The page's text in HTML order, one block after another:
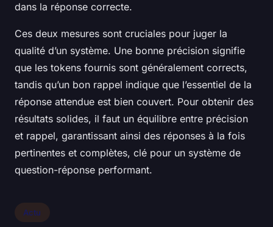
dans la réponse correcte.
Ces deux mesures sont cruciales pour juger la
qualité d’un système. Une bonne précision signifie
que les tokens fournis sont généralement corrects,
tandis qu’un bon rappel indique que l’essentiel de la
réponse attendue est bien couvert. Pour obtenir des
résultats solides, il faut un équilibre entre précision
et rappel, garantissant ainsi des réponses à la fois
pertinentes et complètes, clé pour un système de
question-réponse performant.
Actu